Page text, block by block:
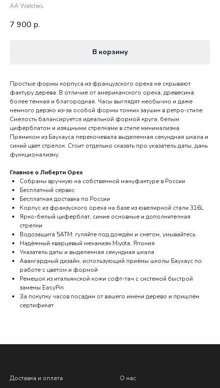
AA Watches
7 900 р.
В корзину
Простые формы корпуса из французского ореха не скрывают
фактуру дерева. В отличие от американского ореха, древесина
более тёмная и благородная. Часы выглядят необычно и даже
немного дерзко из-за особой формы тонких заушин в ретро-стиле.
Смелость балансируется идеальной формой круга, белым
циферблатом и изящными стрелками в стиле минимализма.
Прямиком из Баухауса перекочевала выделенная секундная шкала и
синий цвет стрелок. Стоит отдельно сказать про указатель даты, дань
функционализму.
Главное о Либерти Орех
Собраны вручную на собственной мануфактуре в России
Бесплатный сервис
Бесплатная доставка по России
Корпус из франзуского ореха на базе из ювелирной стали 316L
Ярко-белый циферблат, синие основные и дополнителная
стрелки
Водозащита 5АТМ: гуляйте под дождём и снегом, умывайтесь
Надёжный кварцевый механизм Miyota, Япония
Указатель даты и выделенная секундная шкала
Авангардный дизайн, использующий приёмы школы Баухаус по
работе с цветом и формой
Ремешок из итальянской кожи софт-тач с системой быстрой
замены EasyPin
За покупку часов посадим от вашего имени дерево и пришлём
сертификат
Доставка и оплата О нас